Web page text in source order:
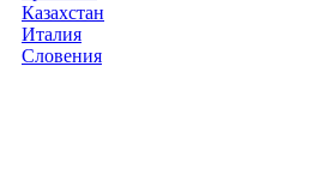
Казахстан
Италия
Словения